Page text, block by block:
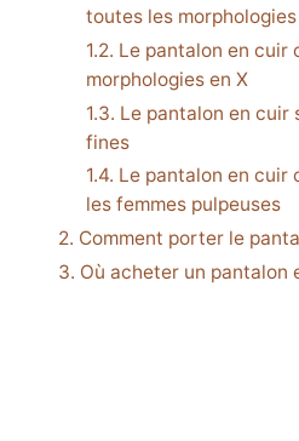
toutes les morphologies
Le pantalon en cuir
morphologies en X
Le pantalon en cuir
fines
Le pantalon en cuir
les femmes pulpeuses
Comment porter le
Où acheter un pantalon